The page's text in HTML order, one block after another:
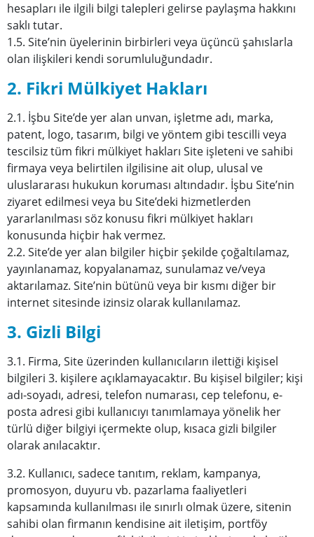
hesapları ile ilgili bilgi talepleri gelirse paylaşma hakkını
saklı tutar.
1.5. Site’nin üyelerinin birbirleri veya üçüncü şahıslarla
olan ilişkileri kendi sorumluluğundadır.
2. Fikri Mülkiyet Hakları
2.1. İşbu Site’de yer alan unvan, işletme adı, marka,
patent, logo, tasarım, bilgi ve yöntem gibi tescilli veya
tescilsiz tüm fikri mülkiyet hakları Site işleteni ve sahibi
firmaya veya belirtilen ilgilisine ait olup, ulusal ve
uluslararası hukukun koruması altındadır. İşbu Site’nin
ziyaret edilmesi veya bu Site’deki hizmetlerden
yararlanılması söz konusu fikri mülkiyet hakları
konusunda hiçbir hak vermez.
2.2. Site’de yer alan bilgiler hiçbir şekilde çoğaltılamaz,
yayınlanamaz, kopyalanamaz, sunulamaz ve/veya
aktarılamaz. Site’nin bütünü veya bir kısmı diğer bir
internet sitesinde izinsiz olarak kullanılamaz.
3. Gizli Bilgi
3.1. Firma, Site üzerinden kullanıcıların ilettiği kişisel
bilgileri 3. kişilere açıklamayacaktır. Bu kişisel bilgiler; kişi
adı-soyadı, adresi, telefon numarası, cep telefonu, e-
posta adresi gibi kullanıcıyı tanımlamaya yönelik her
türlü diğer bilgiyi içermekte olup, kısaca gizli bilgiler
olarak anılacaktır.
3.2. Kullanıcı, sadece tanıtım, reklam, kampanya,
promosyon, duyuru vb. pazarlama faaliyetleri
kapsamında kullanılması ile sınırlı olmak üzere, sitenin
sahibi olan firmanın kendisine ait iletişim, portföy